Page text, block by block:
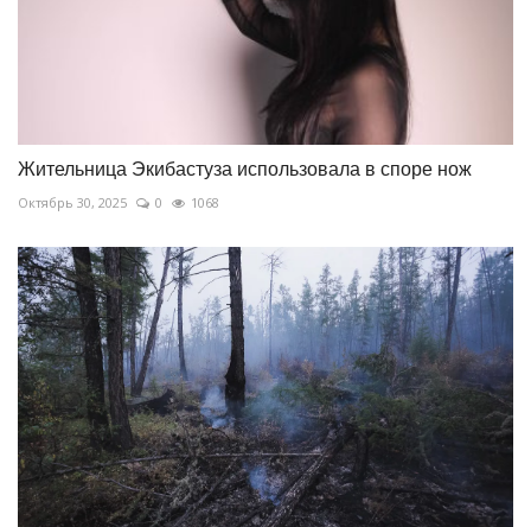
Жительница Экибастуза использовала в споре нож
Октябрь 30, 2025 0 1068